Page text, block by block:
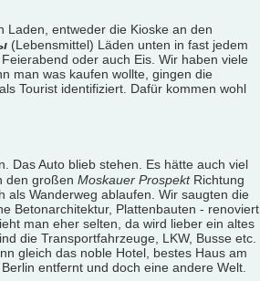
Laden, entweder die Kioske an den
(Lebensmittel) Läden unten in fast jedem
oder auch Eis. Wir haben viele
man was kaufen wollte, gingen die
Tourist identifiziert. Dafür kommen wohl
Das Auto blieb stehen. Es hätte auch viel
den großen Moskauer ProspektRichtung
Wanderweg ablaufen. Wir saugten die
Betonarchitektur, Plattenbauten - renoviert
man eher selten, da wird lieber ein altes
die Transportfahrzeuge, LKW, Busse etc.
gleich das noble Hotel, bestes Haus am
entfernt und doch eine andere Welt.